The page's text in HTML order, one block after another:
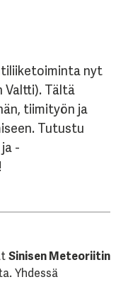
nyt
Valtti). Tältä
tiimityön ja
Tutustu
-
Sinisen Meteoriitin
Yhdessä